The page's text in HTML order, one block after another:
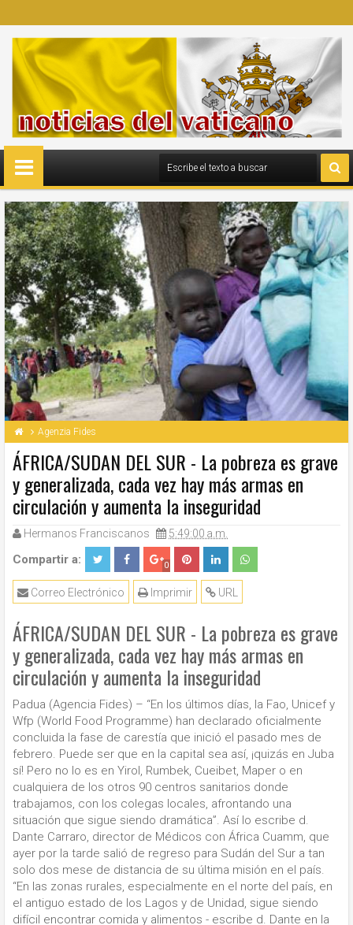
Agenzia Fides
ÁFRICA/SUDAN DEL SUR - La pobreza es grave
y generalizada, cada vez hay más armas en
circulación y aumenta la inseguridad
Hermanos Franciscanos 5:49:00 a.m.
Compartir a: 0
URL
Imprimir
Correo Electrónico
ÁFRICA/SUDAN DEL SUR - La pobreza es grave
y generalizada, cada vez hay más armas en
circulación y aumenta la inseguridad
Padua (Agencia Fides) – “En los últimos días, la Fao, Unicef y
Wfp (World Food Programme) han declarado oficialmente
concluida la fase de carestía que inició el pasado mes de
febrero. Puede ser que en la capital sea así, ¡quizás en Juba
sí! Pero no lo es en Yirol, Rumbek, Cueibet, Maper o en
cualquiera de los otros 90 centros sanitarios donde
trabajamos, con los colegas locales, afrontando una
situación que sigue siendo dramática”. Así lo escribe d.
Dante Carraro, director de Médicos con África Cuamm, que
ayer por la tarde salió de regreso para Sudán del Sur a tan
solo dos mese de distancia de su última misión en el país.
“En las zonas rurales, especialmente en el norte del país, en
el antiguo estado de los Lagos y de Unidad, sigue siendo
difícil encontrar comida y alimentos - escribe d. Dante en la